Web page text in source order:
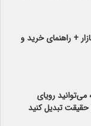
+ راهنمای خرید و
می‌توانید رویای
حقیقت تبدیل کنید